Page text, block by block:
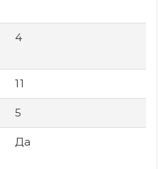
4
11
5
Да